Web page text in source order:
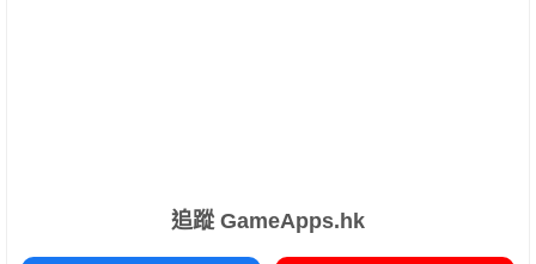
追蹤 GameApps.hk